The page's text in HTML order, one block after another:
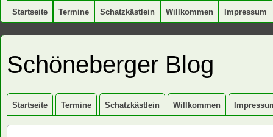
Startseite Termine Schatzkästlein Willkommen Impressum
Schöneberger Blog
Startseite Termine Schatzkästlein Willkommen